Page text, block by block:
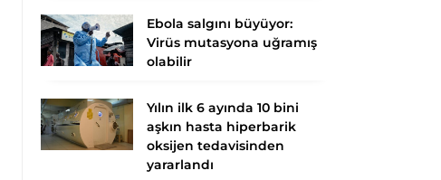
Ebola salgını büyüyor:
Virüs mutasyona uğramış
olabilir
Yılın ilk 6 ayında 10 bini
aşkın hasta hiperbarik
oksijen tedavisinden
yararlandı